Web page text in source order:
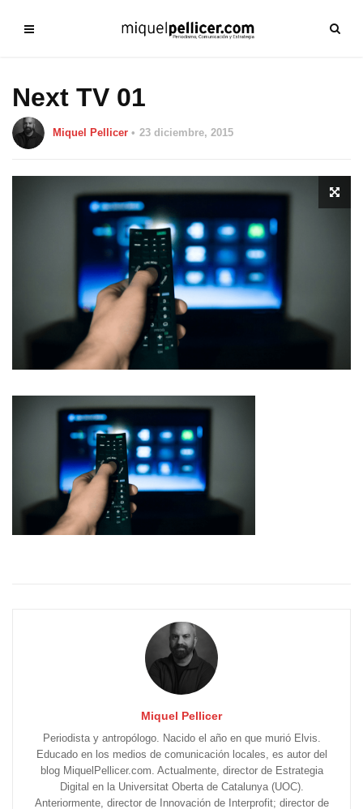
Next TV 01
Miquel Pellicer 23 diciembre, 2015
Miquel Pellicer
Periodista y antropólogo. Nacido el año en que murió Elvis.
Educado en los medios de comunicación locales, es autor del
blog MiquelPellicer.com. Actualmente, director de Estrategia
Digital en la Universitat Oberta de Catalunya (UOC).
Anteriormente, director de Innovación de Interprofit; director de